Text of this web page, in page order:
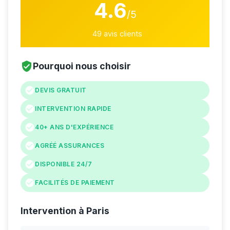
4.6/5
49 avis clients
Pourquoi nous choisir
DEVIS GRATUIT
INTERVENTION RAPIDE
40+ ANS D'EXPÉRIENCE
AGRÉÉ ASSURANCES
DISPONIBLE 24/7
FACILITÉS DE PAIEMENT
Intervention à Paris